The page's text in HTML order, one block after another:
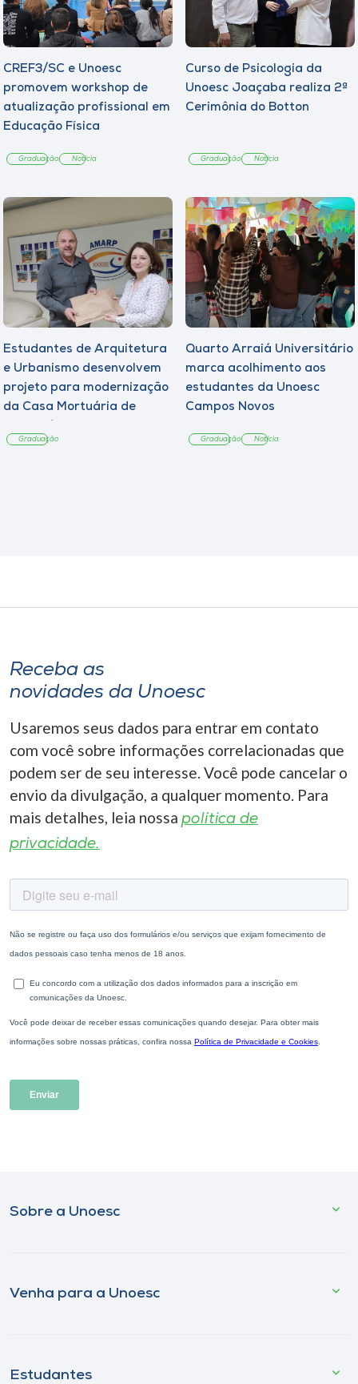
CREF3/SC e Unoesc
promovem workshop de
atualização profissional em
Educação Física
Graduação Notícia
Curso de Psicologia da
Unoesc Joaçaba realiza 2ª
Cerimônia do Botton
Graduação Notícia
Estudantes de Arquitetura
e Urbanismo desenvolvem
projeto para modernização
da Casa Mortuária de
Graduação
Quarto Arraiá Universitário
marca acolhimento aos
estudantes da Unoesc
Campos Novos
Graduação Notícia
Receba as
novidades da Unoesc
Usaremos seus dados para entrar em contato
com você sobre informações correlacionadas que
podem ser de seu interesse. Você pode cancelar o
envio da divulgação, a qualquer momento. Para
mais detalhes, leia nossa política de
privacidade.
Sobre a Unoesc
Venha para a Unoesc
Estudantes